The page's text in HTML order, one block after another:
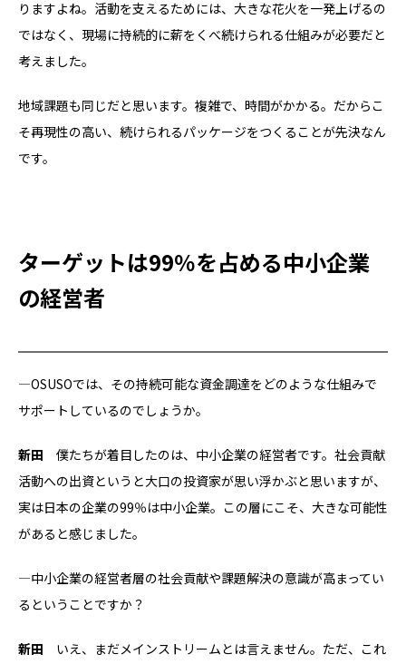
りますよね。活動を支えるためには、大きな花火を一発上げるの
ではなく、現場に持続的に薪をくべ続けられる仕組みが必要だと
考えました。
地域課題も同じだと思います。複雑で、時間がかかる。だからこ
そ再現性の高い、続けられるパッケージをつくることが先決なん
です。
ターゲットは99％を占める中小企業
の経営者
―OSUSOでは、その持続可能な資金調達をどのような仕組みで
サポートしているのでしょうか。
新田 僕たちが着目したのは、中小企業の経営者です。社会貢献
活動への出資というと大口の投資家が思い浮かぶと思いますが、
実は日本の企業の99％は中小企業。この層にこそ、大きな可能性
があると感じました。
―中小企業の経営者層の社会貢献や課題解決の意識が高まってい
るということですか？
新田 いえ、まだメインストリームとは言えません。ただ、これ